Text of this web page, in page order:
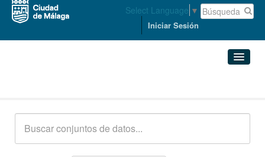
Select Language ▼
Iniciar Sesión